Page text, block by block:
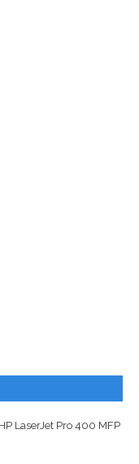
LaserJet Pro 400 MFP